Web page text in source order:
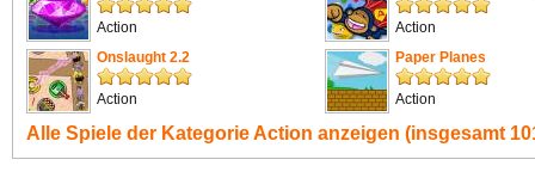
Action
Action
Onslaught 2.2
Action
Paper Planes
Action
Alle Spiele der KategorieAction anzeigen (insgesamt